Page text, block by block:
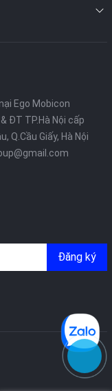
Ego Mobicon
ĐT TP.Hà Nội cấp
Q.Cầu Giấy, Hà Nội
Đăng ký